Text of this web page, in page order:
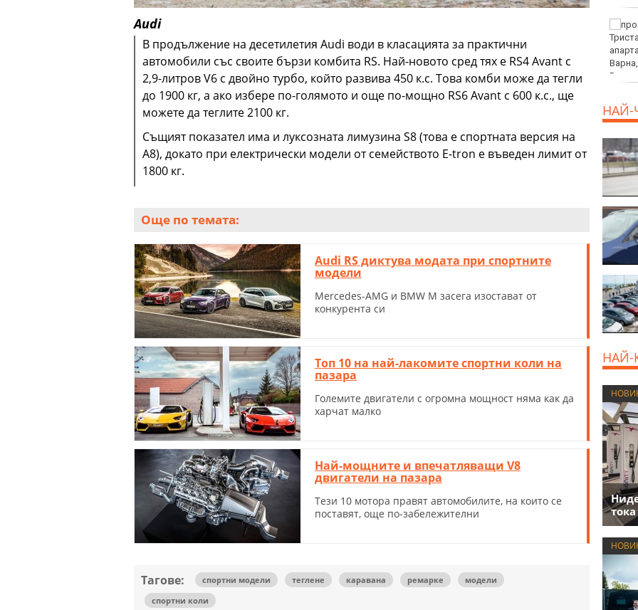
Audi
В продължение на десетилетия Audi води в класацията за практични
автомобили със своите бързи комбита RS. Най-новото сред тях е RS4 Avant с
2,9-литров V6 с двойно турбо, който развива 450 к.с. Това комби може да тегли
до 1900 кг, а ако избере по-голямото и още по-мощно RS6 Avant с 600 к.с., ще
можете да теглите 2100 кг.
Същият показател има и луксозната лимузина S8 (това е спортната версия на
A8), докато при електрически модели от семейството E-tron е въведен лимит от
1800 кг.
Още по темата:
Audi RS диктува модата при спортните
модели
Mercedes-AMG и BMW M засега изостават от
конкурента си
Топ 10 на най-лакомите спортни коли на
пазара
Големите двигатели с огромна мощност няма как да
харчат малко
Най-мощните и впечатляващи V8
двигатели на пазара
Тези 10 мотора правят автомобилите, на които се
поставят, още по-забележителни
Тагове: спортни модели теглене каравана ремарке
модели
спортни коли
ареста
НАЙ-
НАЙ-